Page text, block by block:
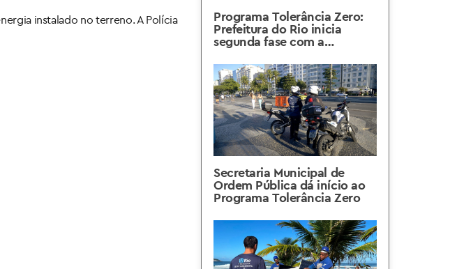
instalado no terreno. A Polícia
Programa Tolerância Zero:
Prefeitura do Rio inicia
segunda fase com a
ilegais em Copacabana
Secretaria Municipal de
Ordem Pública dá início ao
Programa Tolerância Zero